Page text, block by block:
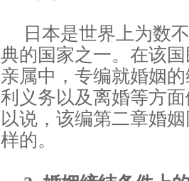
日本是世界上为数
典的国家之一。在该
亲属中，专编就婚姻
利义务以及离婚等方
以说，该编第二章婚
样的。